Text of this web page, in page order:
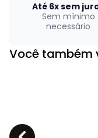
Até 6x sem
Sem mínimo
necessário
Você também